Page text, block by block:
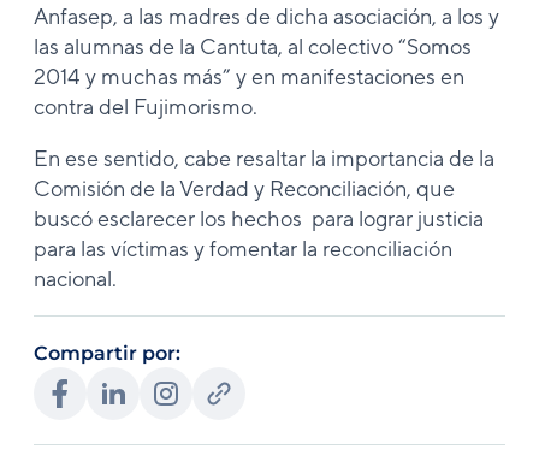
Anfasep, a las madres de dicha asociación, a los y
las alumnas de la Cantuta, al colectivo “Somos
2014 y muchas más” y en manifestaciones en
contra del Fujimorismo.
En ese sentido, cabe resaltar la importancia de la
Comisión de la Verdad y Reconciliación, que
buscó esclarecer los hechos para lograr justicia
para las víctimas y fomentar la reconciliación
nacional.
Compartir por: